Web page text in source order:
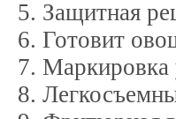
Защитная
Готовит
Маркировка